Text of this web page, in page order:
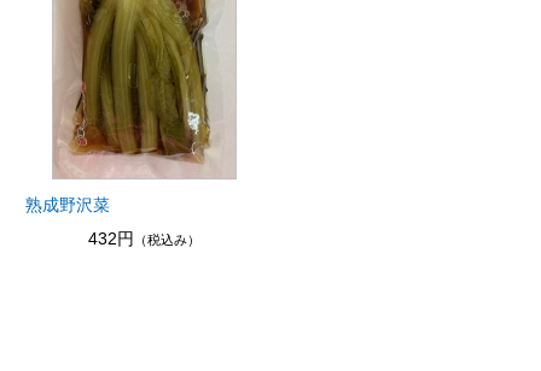
熟成野沢菜
432円
（税込み）